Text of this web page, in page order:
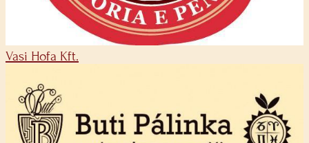
Vasi Hofa Kft.